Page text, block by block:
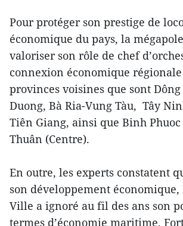
Pour protéger son prestige de
économique du pays, la
valoriser son rôle de chef
connexion économique régionale
provinces voisines que sont
Duong, Bà Ria-Vung Tàu, Tây
Tiên Giang, ainsi que Binh
Thuân (Centre).
En outre, les experts constatent
son développement
Ville a ignoré au fil des ans son
termes d’économie maritime.